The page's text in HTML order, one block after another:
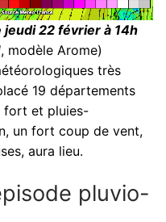
22 février à 14h
, modèle Arome)
très
19 départements
fort et pluies-
un fort coup de vent,
aura lieu.
pluvio-